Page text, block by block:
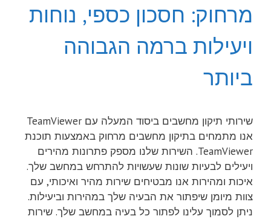
מרחוק: חסכון כספי, נוחות
ויעילות ברמה הגבוהה
ביותר
שירותי תיקון מחשבים ביסוד המעלה עם TeamViewer
אנו מתמחים בתיקון מחשבים מרחוק באמצעות תוכנת
TeamViewer. השירות שלנו מספק פתרונות מהירים
ויעילים לבעיות שונות שעשויות להתרחש במחשב שלך.
איכות ומהירות אנו מבטיחים שירות מהיר ואיכותי, עם
צוות מיומן שיפתור את הבעיה שלך במהירות וביעילות.
ניתן לסמוך עלינו לפתור כל בעיה במחשב שלך. שירות